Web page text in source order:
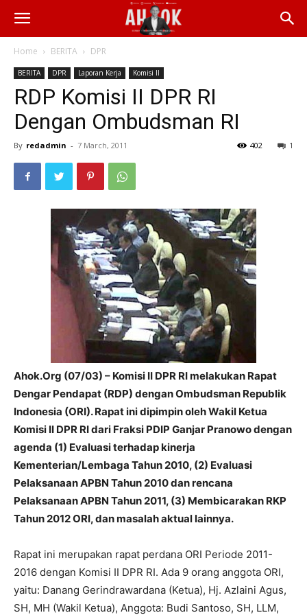
Home BERITA DPR
BERITA DPR Laporan Kerja Komisi II
RDP Komisi II DPR RI
Dengan Ombudsman RI
By redadmin - 7 March, 2011 1
402
Ahok.Org (07/03) – Komisi II DPR RI melakukan Rapat
Dengar Pendapat (RDP) dengan Ombudsman Republik
Indonesia (ORI). Rapat ini dipimpin oleh Wakil Ketua
Komisi II DPR RI dari Fraksi PDIP Ganjar Pranowo dengan
agenda (1) Evaluasi terhadap kinerja
Kementerian/Lembaga Tahun 2010, (2) Evaluasi
Pelaksanaan APBN Tahun 2010 dan rencana
Pelaksanaan APBN Tahun 2011, (3) Membicarakan RKP
Tahun 2012 ORI, dan masalah aktual lainnya.
Rapat ini merupakan rapat perdana ORI Periode 2011-
2016 dengan Komisi II DPR RI. Ada 9 orang anggota ORI,
yaitu: Danang Gerindrawardana (Ketua), Hj. Azlaini Agus,
SH, MH (Wakil Ketua), Anggota: Budi Santoso, SH, LLM,